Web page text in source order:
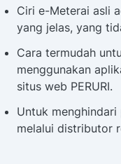
Ciri e-Meterai asli
yang jelas, yang
Cara termudah
menggunakan
situs web PERURI.
Untuk
melalui distributor